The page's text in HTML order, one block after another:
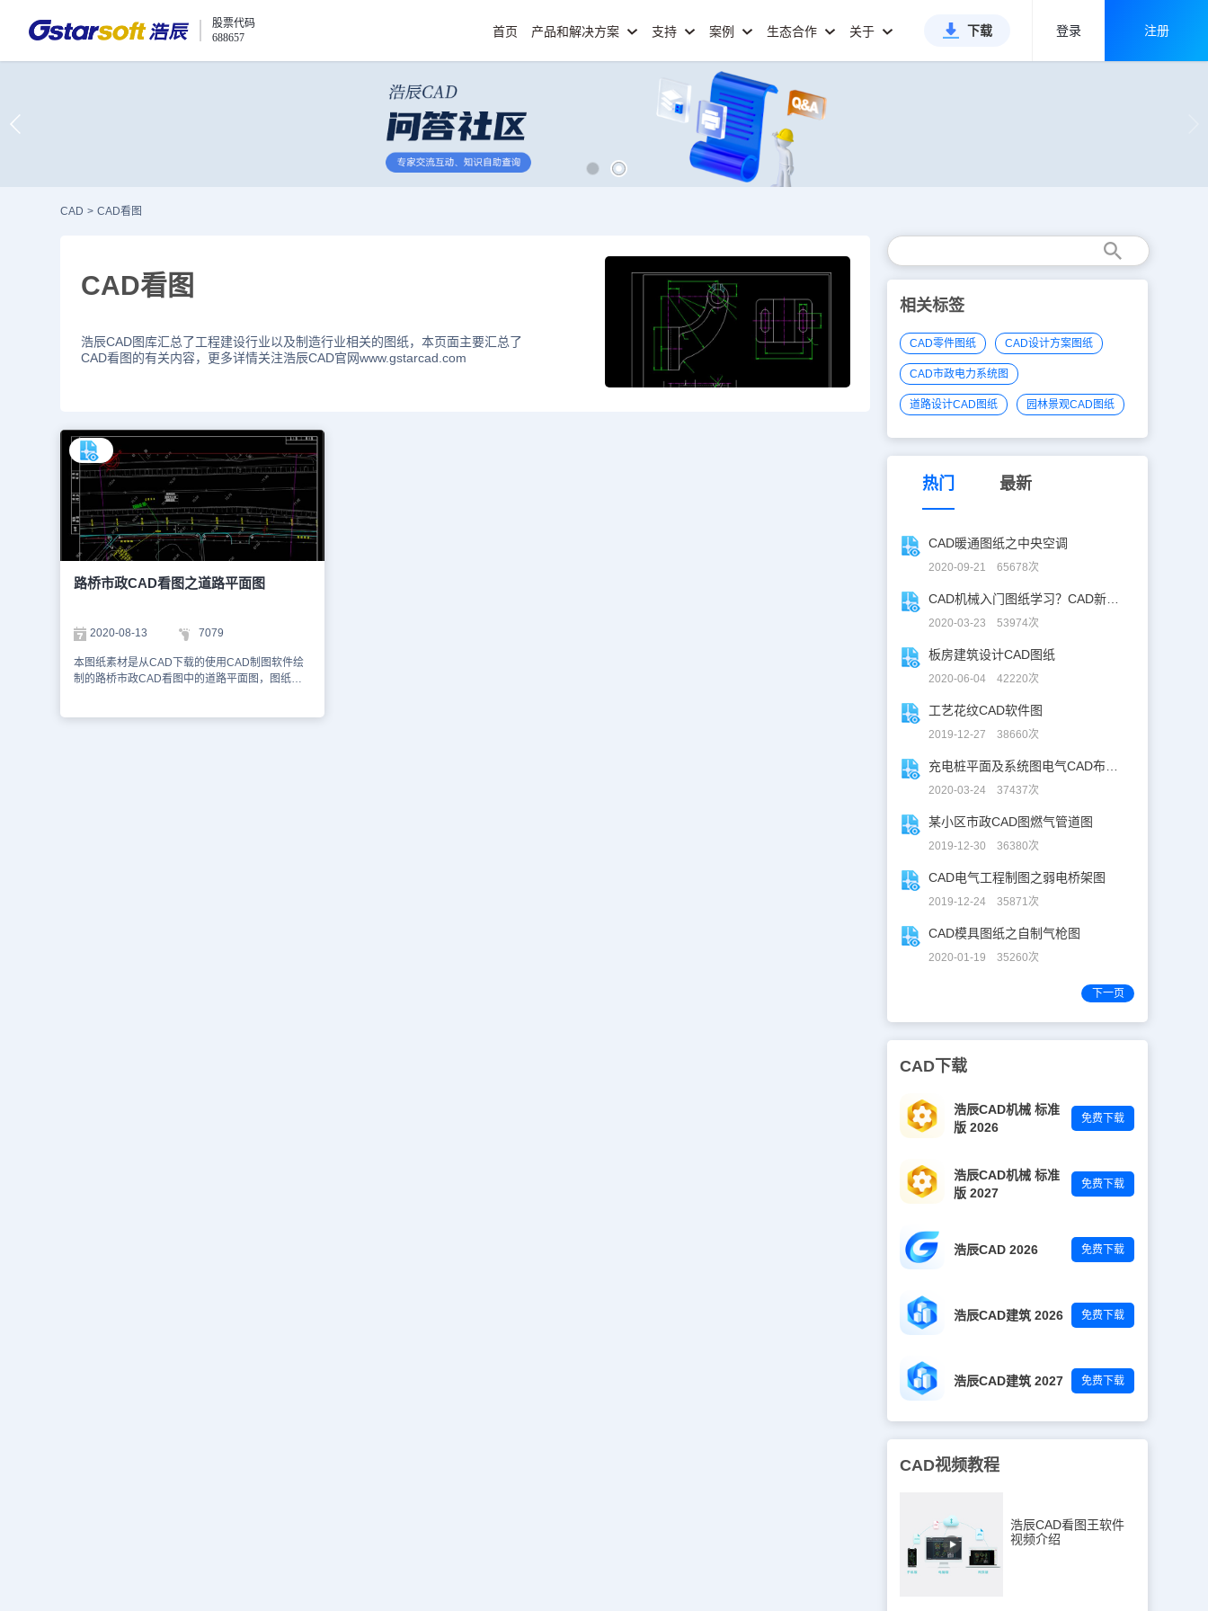
股票代码
688657
首页 产品和解决方案 支持 案例 生态合作 关于 下载 登录 注册
CAD > CAD看图
CAD看图
浩辰CAD图库汇总了工程建设行业以及制造行业相关的图纸，本页面主要汇总了
CAD看图的有关内容，更多详情关注浩辰CAD官网www.gstarcad.com
路桥市政CAD看图之道路平面图
2020-08-13 7079
本图纸素材是从CAD下载的使用CAD制图软件绘
制的路桥市政CAD看图中的道路平面图，图纸中
相关标签
CAD零件图纸 CAD设计方案图纸
CAD市政电力系统图
道路设计CAD图纸 园林景观CAD图纸
热门 最新
CAD暖通图纸之中央空调
2020-09-21 65678次
2020-03-23 53974次
板房建筑设计CAD图纸
2020-06-04 42220次
工艺花纹CAD软件图
2019-12-27 38660次
2020-03-24 37437次
某小区市政CAD图燃气管道图
2019-12-30 36380次
CAD电气工程制图之弱电桥架图
2019-12-24 35871次
CAD模具图纸之自制气枪图
2020-01-19 35260次
下一页
CAD下载
浩辰CAD机械 标准
版 2026
免费下载
浩辰CAD机械 标准
版 2027
免费下载
浩辰CAD 2026 免费下载
浩辰CAD建筑 2026 免费下载
浩辰CAD建筑 2027 免费下载
CAD视频教程
浩辰CAD看图王软件
视频介绍